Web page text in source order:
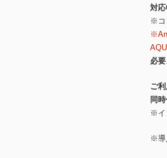
対
※コ
必
ご
同
※イ
※導